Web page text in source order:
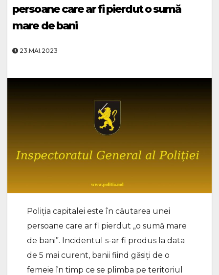
persoane care ar fi pierdut o sumă
mare de bani
23.MAI.2023
Poliția capitalei este în căutarea unei
persoane care ar fi pierdut „o sumă mare
de bani”. Incidentul s-ar fi produs la data
de 5 mai curent, banii fiind găsiți de o
femeie în timp ce se plimba pe teritoriul